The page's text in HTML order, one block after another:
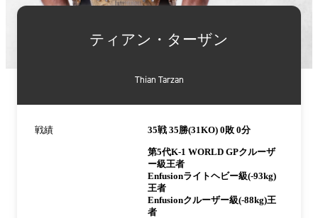
ティアン・ターザン
Thian Tarzan
戦績 35戦 35勝(31KO) 0敗 0分
第5代K-1 WORLD GPクルーザ
ー級王者
Enfusionライトヘビー級(-93kg)
王者
Enfusionクルーザー級(-88kg)王
者